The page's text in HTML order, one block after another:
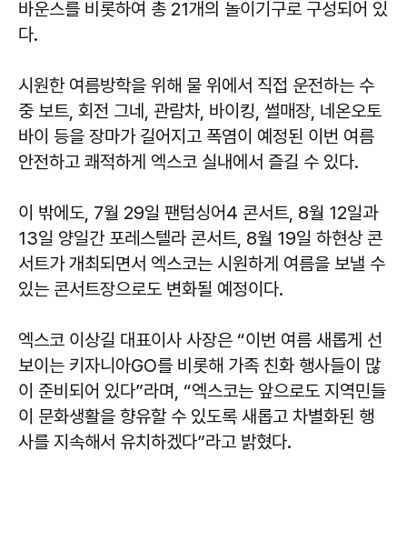
바운스를 비롯하여 총 21개의 놀이기구로 구성되어 있
다.
시원한 여름방학을 위해 물 위에서 직접 운전하는 수
중 보트, 회전 그네, 관람차, 바이킹, 썰매장, 네온오토
바이 등을 장마가 길어지고 폭염이 예정된 이번 여름
안전하고 쾌적하게 엑스코 실내에서 즐길 수 있다.
이 밖에도, 7월 29일 팬텀싱어4 콘서트, 8월 12일과
13일 양일간 포레스텔라 콘서트, 8월 19일 하현상 콘
서트가 개최되면서 엑스코는 시원하게 여름을 보낼 수
있는 콘서트장으로도 변화될 예정이다.
엑스코 이상길 대표이사 사장은 “이번 여름 새롭게 선
보이는 키자니아GO를 비롯해 가족 친화 행사들이 많
이 준비되어 있다”라며, “엑스코는 앞으로도 지역민들
이 문화생활을 향유할 수 있도록 새롭고 차별화된 행
사를 지속해서 유치하겠다”라고 밝혔다.